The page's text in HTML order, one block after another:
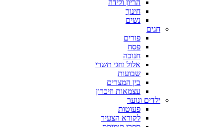
הריון ולידה
חינוך
נשים
חגים
פורים
פסח
חנוכה
אלול וחגי תשרי
שבועות
בין המצרים
עצמאות וזיכרון
ילדים ונוער
פעוטות
לקורא הצעיר